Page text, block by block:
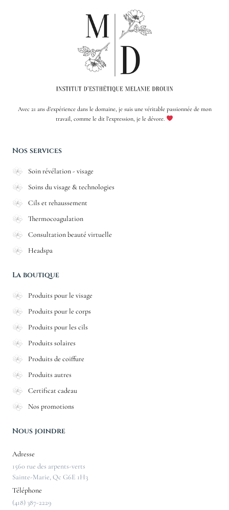
Avec 21 ans d’expérience dans le domaine, je suis une véritable passionnée de mon
travail, comme le dit l’expression, je le dévore.
Nos services
Soin révélation - visage
Soins du visage & technologies
Cils et rehaussement
Thermocoagulation
Consultation beauté virtuelle
Headspa
La boutique
Produits pour le visage
Produits pour le corps
Produits pour les cils
Produits solaires
Produits de coiffure
Produits autres
Certificat cadeau
Nos promotions
Nous joindre
Adresse
1560 rue des arpents-verts
Sainte-Marie, Qc G6E 1H3
Téléphone
(418) 387-2229